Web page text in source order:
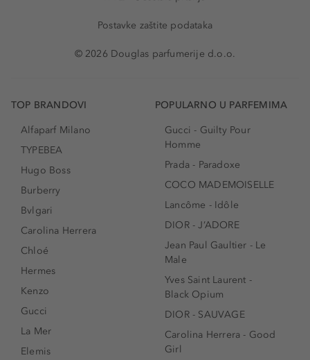
Postavke zaštite podataka
© 2026 Douglas parfumerije d.o.o.
TOP BRANDOVI
Alfaparf Milano
TYPEBEA
Hugo Boss
Burberry
Bvlgari
Carolina Herrera
Chloé
Hermes
Kenzo
Gucci
La Mer
Elemis
POPULARNO U PARFEMIMA
Gucci - Guilty Pour
Homme
Prada - Paradoxe
COCO MADEMOISELLE
Lancôme - Idôle
DIOR - J’ADORE
Jean Paul Gaultier - Le
Male
Yves Saint Laurent -
Black Opium
DIOR - SAUVAGE
Carolina Herrera - Good
Girl